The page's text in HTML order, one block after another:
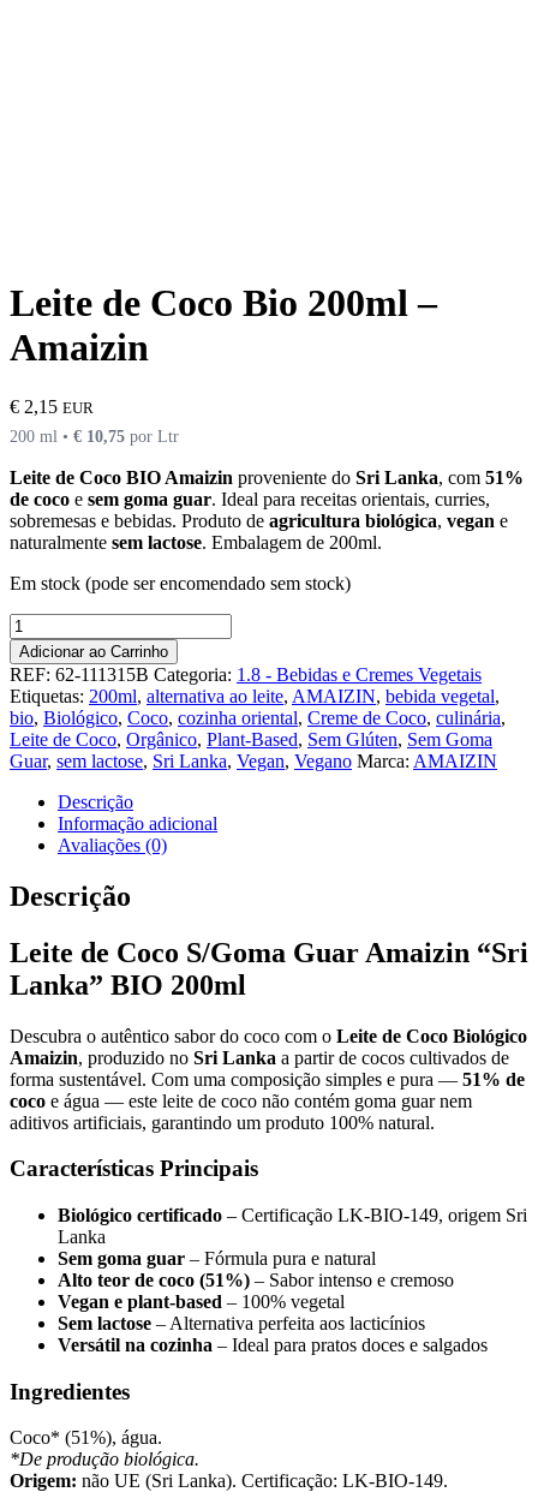
Leite de Coco Bio 200ml –
Amaizin
€ 2,15 EUR
200 ml • € 10,75 por Ltr
Leite de Coco BIO Amaizin proveniente do Sri Lanka, com 51%
de coco e sem goma guar. Ideal para receitas orientais, curries,
sobremesas e bebidas. Produto de agricultura biológica, vegan e
naturalmente sem lactose. Embalagem de 200ml.
Em stock (pode ser encomendado sem stock)
Quantidade
de
Leite
de
Coco
Bio
200ml
-
Amaizin
Adicionar ao Carrinho
REF: 62-111315B Categoria: 1.8 - Bebidas e Cremes Vegetais
Etiquetas: 200ml, alternativa ao leite, AMAIZIN, bebida vegetal,
bio, Biológico, Coco, cozinha oriental, Creme de Coco, culinária,
Leite de Coco, Orgânico, Plant-Based, Sem Glúten, Sem Goma
Guar, sem lactose, Sri Lanka, Vegan, Vegano Marca: AMAIZIN
Descrição
Informação adicional
Avaliações (0)
Descrição
Leite de Coco S/Goma Guar Amaizin “Sri
Lanka” BIO 200ml
Descubra o autêntico sabor do coco com o Leite de Coco Biológico
Amaizin, produzido no Sri Lanka a partir de cocos cultivados de
forma sustentável. Com uma composição simples e pura — 51% de
coco e água — este leite de coco não contém goma guar nem
aditivos artificiais, garantindo um produto 100% natural.
Características Principais
Biológico certificado – Certificação LK-BIO-149, origem Sri
Lanka
Sem goma guar – Fórmula pura e natural
Alto teor de coco (51%) – Sabor intenso e cremoso
Vegan e plant-based – 100% vegetal
Sem lactose – Alternativa perfeita aos lacticínios
Versátil na cozinha – Ideal para pratos doces e salgados
Ingredientes
Coco* (51%), água.
*De produção biológica.
Origem: não UE (Sri Lanka). Certificação: LK-BIO-149.